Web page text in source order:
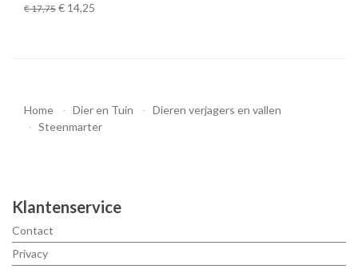
€ 17,75 € 14,25
Home Dier en Tuin
Dieren verjagers en vallen
Steenmarter
Klantenservice
Contact
Privacy